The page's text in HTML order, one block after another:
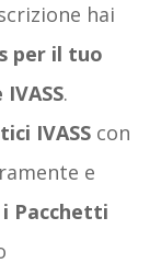
hai
per il tuo
.
IVASS con
e
Pacchetti